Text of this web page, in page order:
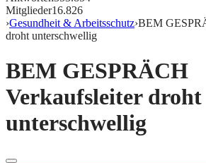
Mitglieder16.826
›Gesundheit & Arbeitsschutz›BEM
droht unterschwellig
BEM GESPRÄCH
Verkaufsleiter droht
unterschwellig